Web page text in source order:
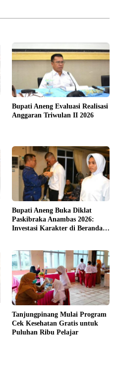
Bupati Aneng Evaluasi Realisasi
Anggaran Triwulan II 2026
Bupati Aneng Buka Diklat
Paskibraka Anambas 2026:
Investasi Karakter di Beranda
Tanjungpinang Mulai Program
Cek Kesehatan Gratis untuk
Puluhan Ribu Pelajar